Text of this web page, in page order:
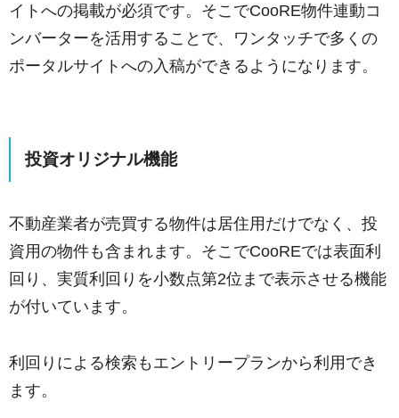
イトへの掲載が必須です。そこでCooRE物件連動コ
ンバーターを活用することで、ワンタッチで多くの
ポータルサイトへの入稿ができるようになります。
投資オリジナル機能
不動産業者が売買する物件は居住用だけでなく、投
資用の物件も含まれます。そこでCooREでは表面利
回り、実質利回りを小数点第2位まで表示させる機能
が付いています。
利回りによる検索もエントリープランから利用でき
ます。